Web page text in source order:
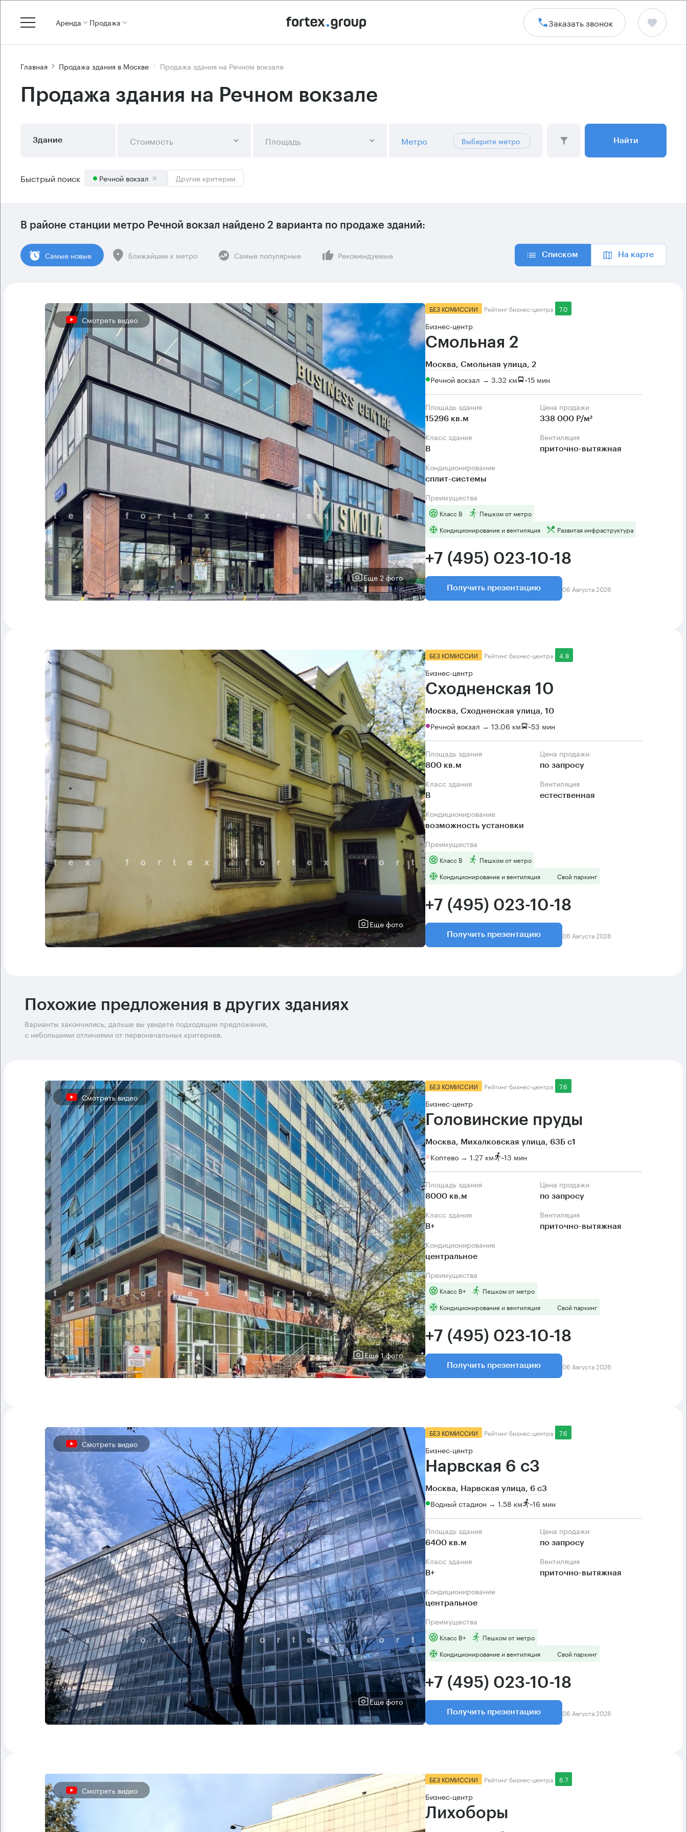
Аренда Продажа Заказать звонок
Главная Продажа здания в Москве Продажа здания на Речном вокзале
Продажа здания на Речном вокзале
Здание Стоимость Площадь Метро Выберите метро Найти
Быстрый поиск Речной вокзал Другие критерии
В районе станции метро Речной вокзал найдено 2 варианта по продаже зданий:
Cамые новые Ближайшие к метро Самые популярные Рекомендуемые Списком На карте
Смотреть видео
Еще 2 фото
БЕЗ КОМИССИИ Рейтинг бизнес-центра 7.0
Бизнес-центр
Смольная 2
Москва, Смольная улица, 2
Речной вокзал → 3.32 км ~15 мин
Площадь здания
15296 кв.м
Цена продажи
338 000 Р/м²
Класс здания
B
Вентиляция
приточно-вытяжная
Кондиционирование
сплит-системы
Преимущества
Класс B
Пешком от метро
Кондиционирование и вентиляция
Развитая инфраструктура
+7 (495) 023-10-18
Получить презентацию 06 Августа 2026
Еще фото
БЕЗ КОМИССИИ Рейтинг бизнес-центра 4.8
Бизнес-центр
Сходненская 10
Москва, Сходненская улица, 10
Речной вокзал → 13.06 км ~53 мин
Площадь здания
800 кв.м
Цена продажи
по запросу
Класс здания
B
Вентиляция
естественная
Кондиционирование
возможность установки
Преимущества
Класс B
Пешком от метро
Кондиционирование и вентиляция
Свой паркинг
+7 (495) 023-10-18
Получить презентацию 06 Августа 2026
Похожие предложения в других зданиях
Варианты закончились, дальше вы увидете подходящие предложения,
с небольшими отличиями от первоначальных критериев.
Смотреть видео
Еще 1 фото
БЕЗ КОМИССИИ Рейтинг бизнес-центра 7.6
Бизнес-центр
Головинские пруды
Москва, Михалковская улица, 63Б с1
Коптево → 1.27 км ~13 мин
Площадь здания
8000 кв.м
Цена продажи
по запросу
Класс здания
B+
Вентиляция
приточно-вытяжная
Кондиционирование
центральное
Преимущества
Класс B+
Пешком от метро
Кондиционирование и вентиляция
Свой паркинг
+7 (495) 023-10-18
Получить презентацию 06 Августа 2026
Смотреть видео
Еще фото
БЕЗ КОМИССИИ Рейтинг бизнес-центра 7.6
Бизнес-центр
Нарвская 6 с3
Москва, Нарвская улица, 6 с3
Водный стадион → 1.58 км ~16 мин
Площадь здания
6400 кв.м
Цена продажи
по запросу
Класс здания
B+
Вентиляция
приточно-вытяжная
Кондиционирование
центральное
Преимущества
Класс B+
Пешком от метро
Кондиционирование и вентиляция
Свой паркинг
+7 (495) 023-10-18
Получить презентацию 06 Августа 2026
Смотреть видео
БЕЗ КОМИССИИ Рейтинг бизнес-центра 6.7
Бизнес-центр
Лихоборы